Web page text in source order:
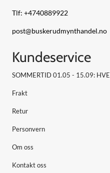
Tlf: +4740889922
post@buskerudmynthandel.no
Kundeservice
SOMMERTID 01.05 - 15.09:
Frakt
Retur
Personvern
Om oss
Kontakt oss